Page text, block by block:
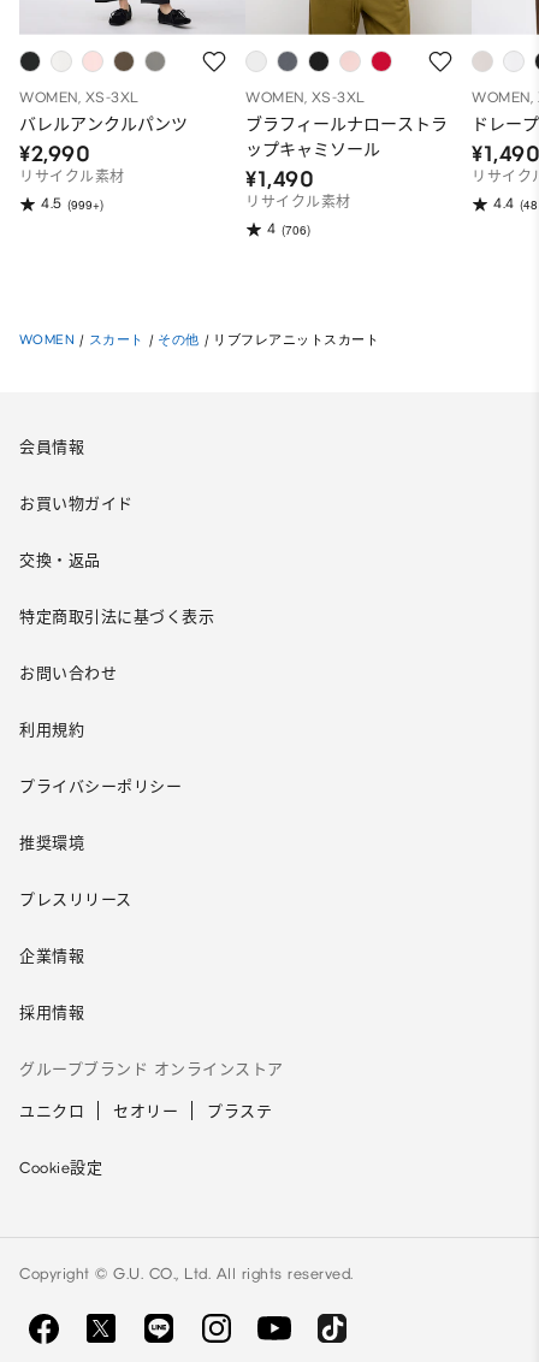
WOMEN, XS-3XL
バレルアンクルパンツ
¥2,990
リサイクル素材
4.5 (999+)
WOMEN, XS-3XL
ブラフィールナローストラ
ップキャミソール
¥1,490
リサイクル素材
4 (706)
WOMEN,
ドレー
リサイク
4.4
WOMEN / スカート / その他 / リブフレアニットスカート
会員情報
お買い物ガイド
交換・返品
特定商取引法に基づく表示
お問い合わせ
利用規約
プライバシーポリシー
推奨環境
プレスリリース
企業情報
採用情報
グループブランド オンラインストア
ユニクロ セオリー プラステ
Cookie設定
Copyright © G.U. CO., Ltd. All rights reserved.